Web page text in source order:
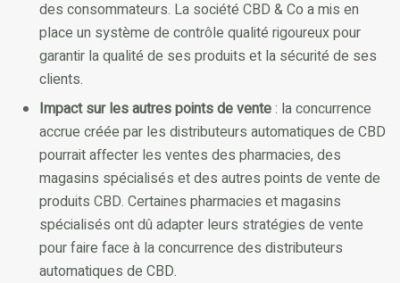
des consommateurs. La société CBD & Co a mis en
place un système de contrôle qualité rigoureux pour
garantir la qualité de ses produits et la sécurité de ses
clients.
Impact sur les autres points de vente: la concurrence
accrue créée par les distributeurs automatiques de CBD
pourrait affecter les ventes des pharmacies, des
magasins spécialisés et des autres points de vente de
produits CBD. Certaines pharmacies et magasins
spécialisés ont dû adapter leurs stratégies de vente
pour faire face à la concurrence des distributeurs
automatiques de CBD.